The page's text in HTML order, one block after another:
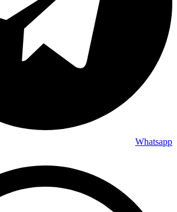
Whatsapp